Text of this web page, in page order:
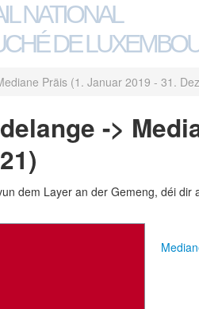
NATIONAL
DE
Präis (1. Januar 2019 - 31.
->
dem Layer an der Gemeng, déi